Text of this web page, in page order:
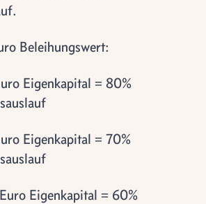
Beleihungswert:
Eigenkapital = 80%
Eigenkapital = 70%
Eigenkapital = 60%